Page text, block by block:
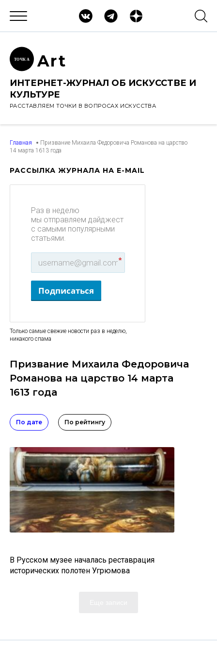
ТОЧК А Art
ИНТЕРНЕТ-ЖУРНАЛ ОБ ИСКУССТВЕ И
КУЛЬТУРЕ
РАССТАВЛЯЕМ ТОЧКИ В ВОПРОСАХ ИСКУССТВА
Главная
Призвание Михаила Федоровича Романова на царство
14 марта 1613 года
РАССЫЛКА ЖУРНАЛА НА E-MAIL
Раз в неделю
мы отправляем дайджест
с самыми популярными
статьями.
*
Подписаться
Только самые свежие новости раз в неделю,
никакого спама
Призвание Михаила Федоровича
Романова на царство 14 марта
1613 года
По дате По рейтингу
В Русском музее началась реставрация
исторических полотен Угрюмова